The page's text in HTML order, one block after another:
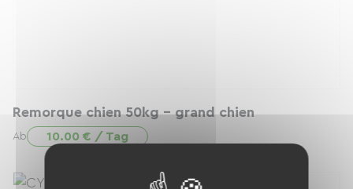
Remorque chien 50kg - grand chien
Ab 10.00 € / Tag